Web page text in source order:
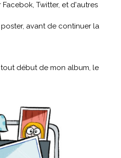
Twitter, et d'autres
avant de continuer la
début de mon album, le